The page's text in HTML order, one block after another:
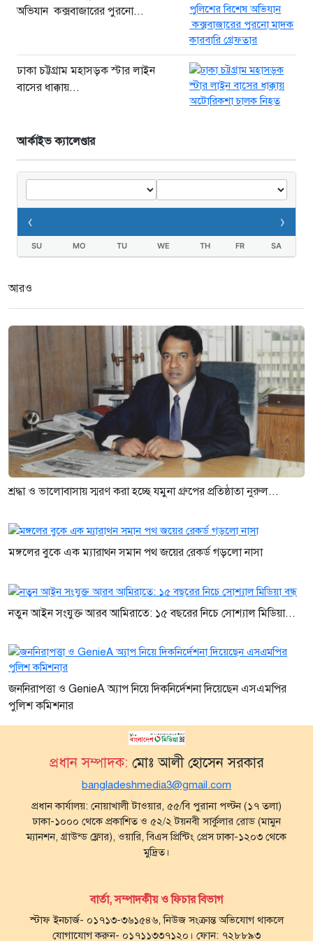
অভিযান কক্সবাজারের পুরনো...
ঢাকা চট্টগ্রাম মহাসড়ক স্টার লাইন
বাসের ধাক্কায়...
আর্কাইভ ক্যালেণ্ডার
‹ ›
SU MO TU WE TH FR SA
আরও
শ্রদ্ধা ও ভালোবাসায় স্মরণ করা হচ্ছে যমুনা গ্রুপের প্রতিষ্ঠাতা নুরুল...
মঙ্গলের বুকে এক ম্যারাথন সমান পথ জয়ের রেকর্ড গড়লো নাসা
নতুন আইন সংযুক্ত আরব আমিরাতে: ১৫ বছরের নিচে সোশ্যাল মিডিয়া...
জননিরাপত্তা ও GenieA অ্যাপ নিয়ে দিকনির্দেশনা দিয়েছেন এসএমপির
পুলিশ কমিশনার
প্রধান সম্পাদক: মোঃ আলী হোসেন সরকার
bangladeshmedia3@gmail.com
প্রধান কার্যালয়: নোয়াখালী টাওয়ার, ৫৫/বি পুরানা পল্টন (১৭ তলা)
ঢাকা-১০০০ থেকে প্রকাশিত ও ৫২/২ টয়নবী সার্কুলার রোড (মামুন
ম্যানশন, গ্রাউন্ড ফ্লোর), ওয়ারি, বিএস প্রিন্টিং প্রেস ঢাকা-১২০৩ থেকে
মুদ্রিত।
বার্তা, সম্পাদকীয় ও ফিচার বিভাগ
স্টাফ ইনচার্জ- ০১৭১৩-৩৬১৫৪৬, নিউজ সংক্রান্ত অভিযোগ থাকলে
যোগাযোগ করুন- ০১৭১১৩৩৭১২০। ফোন: ৭২৮৮৯৩